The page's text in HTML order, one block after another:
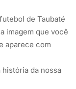
de Taubaté
imagem que você
aparece com
da nossa